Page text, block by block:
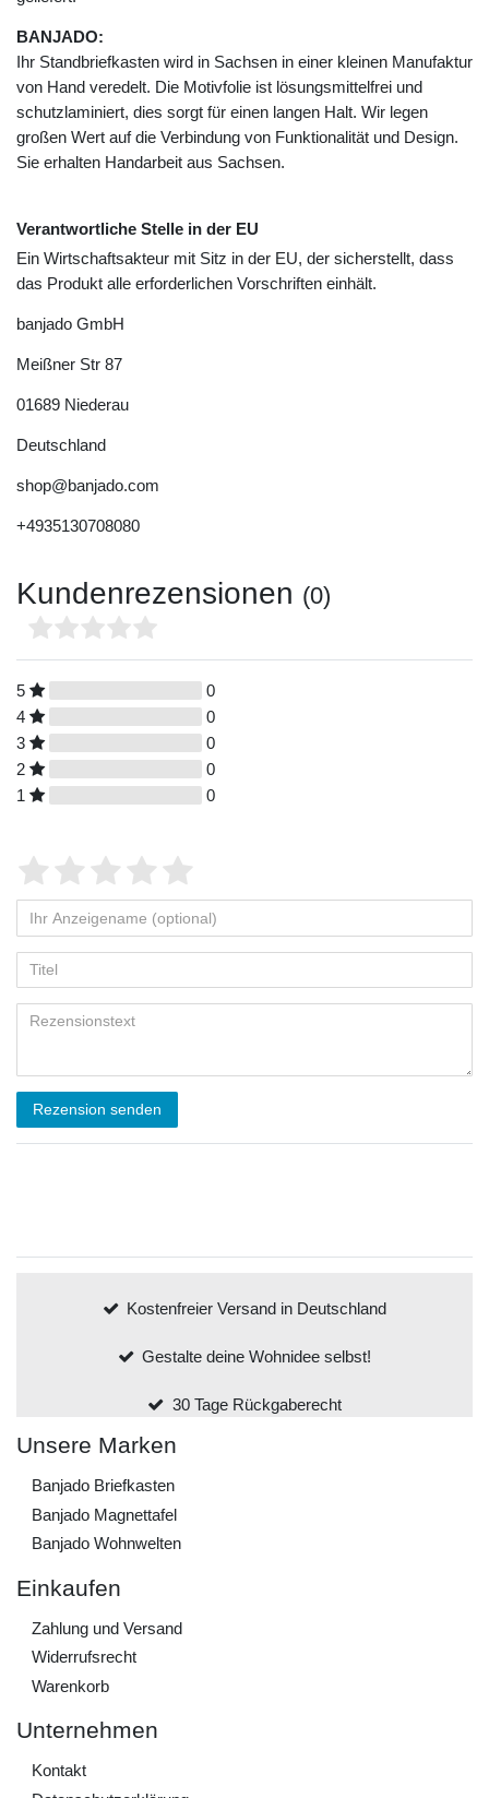
BANJADO:
Ihr Standbriefkasten wird in Sachsen in einer kleinen Manufaktur
von Hand veredelt. Die Motivfolie ist lösungsmittelfrei und
schutzlaminiert, dies sorgt für einen langen Halt. Wir legen
großen Wert auf die Verbindung von Funktionalität und Design.
Sie erhalten Handarbeit aus Sachsen.
Verantwortliche Stelle in der EU
Ein Wirtschaftsakteur mit Sitz in der EU, der sicherstellt, dass
das Produkt alle erforderlichen Vorschriften einhält.
banjado GmbH
Meißner Str 87
01689 Niederau
Deutschland
shop@banjado.com
+4935130708080
Kundenrezensionen (0)
5
0
4
0
3
0
2
0
1
0
Rezension senden
Kostenfreier Versand in Deutschland
Gestalte deine Wohnidee selbst!
30 Tage Rückgaberecht
Unsere Marken
Banjado Briefkasten
Banjado Magnettafel
Banjado Wohnwelten
Einkaufen
Zahlung und Versand
Widerrufs­recht
Warenkorb
Unternehmen
Kontakt